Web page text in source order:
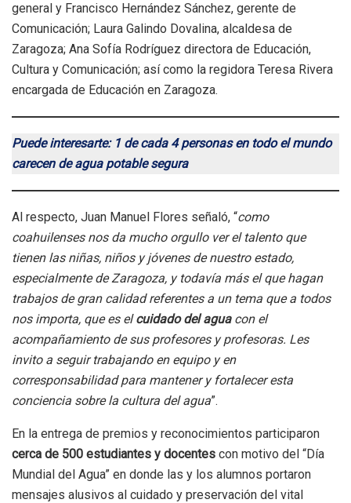
general y Francisco Hernández Sánchez, gerente de
Comunicación; Laura Galindo Dovalina, alcaldesa de
Zaragoza; Ana Sofía Rodríguez directora de Educación,
Cultura y Comunicación; así como la regidora Teresa Rivera
encargada de Educación en Zaragoza.
Puede interesarte: 1 de cada 4 personas en todo el mundo
carecen de agua potable segura
Al respecto, Juan Manuel Flores señaló, “como
coahuilenses nos da mucho orgullo ver el talento que
tienen las niñas, niños y jóvenes de nuestro estado,
especialmente de Zaragoza, y todavía más el que hagan
trabajos de gran calidad referentes a un tema que a todos
nos importa, que es elcuidado del aguacon el
acompañamiento de sus profesores y profesoras. Les
invito a seguir trabajando en equipo y en
corresponsabilidad para mantener y fortalecer esta
conciencia sobre la cultura del agua”.
En la entrega de premios y reconocimientos participaron
cerca de 500 estudiantes y docentes con motivo del “Día
Mundial del Agua” en donde las y los alumnos portaron
mensajes alusivos al cuidado y preservación del vital